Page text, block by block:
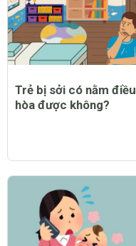
Trẻ bị sởi có nằm điều
hòa được không?